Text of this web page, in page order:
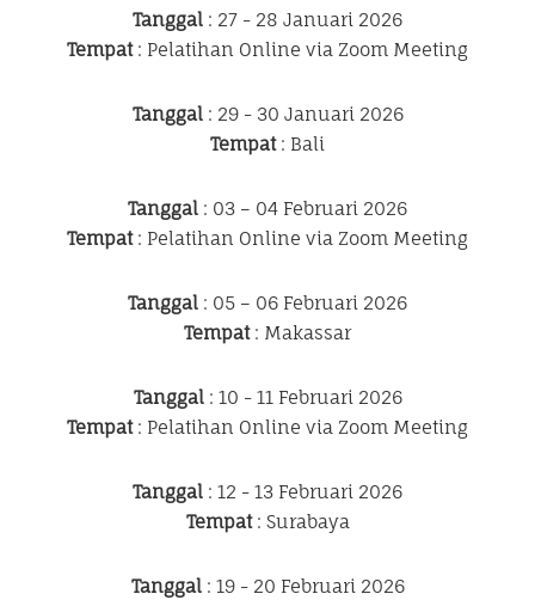
Tanggal : 27 - 28 Januari 2026
Tempat: Pelatihan Online via Zoom Meeting
Tanggal: 29 - 30 Januari 2026
Tempat: Bali
Tanggal : 03 – 04 Februari 2026
Tempat: Pelatihan Online via Zoom Meeting
Tanggal : 05 – 06 Februari 2026
Tempat: Makassar
Tanggal: 10 - 11 Februari 2026
Tempat: Pelatihan Online via Zoom Meeting
Tanggal : 12 - 13 Februari 2026
Tempat: Surabaya
Tanggal: 19 - 20 Februari 2026